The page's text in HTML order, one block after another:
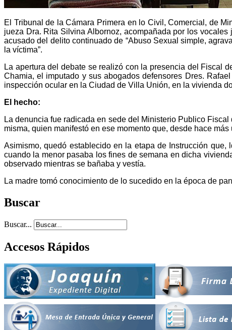
El Tribunal de la Cámara Primera en lo Civil, Comercial, de
jueza Dra. Rita Silvina Albornoz, acompañada por los
acusado del delito continuado de “Abuso Sexual simple,
la víctima”.
La apertura del debate se realizó con la presencia del Fiscal
Chamia, el imputado y sus abogados defensores Dres.
inspección ocular en la Ciudad de Villa Unión, en la vivienda
El hecho:
La denuncia fue radicada en sede del Ministerio Publico
misma, quien manifestó en ese momento que, desde hace
Asimismo, quedó establecido en la etapa de Instrucción
cuando la menor pasaba los fines de semana en dicha
observado mientras se bañaba y vestía.
La madre tomó conocimiento de lo sucedido en la época de
Buscar
Buscar...
Accesos Rápidos